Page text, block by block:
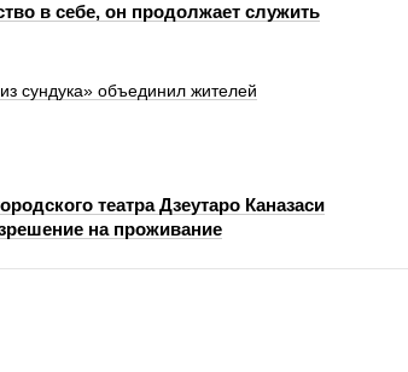
в себе, он продолжает служить
сундука» объединил жителей
театра Дзеутаро Каназаси
на проживание